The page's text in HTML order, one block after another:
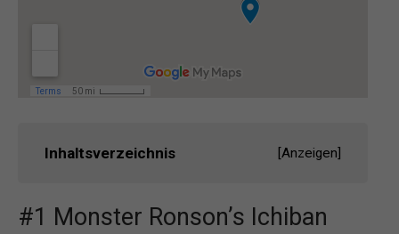
Inhaltsverzeichnis [Anzeigen]
#1 Monster Ronson’s Ichiban